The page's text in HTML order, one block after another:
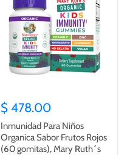
$ 478.00
Inmunidad Para Niños
Organica Sabor Frutos Rojos
(60 gomitas), Mary Ruth´s